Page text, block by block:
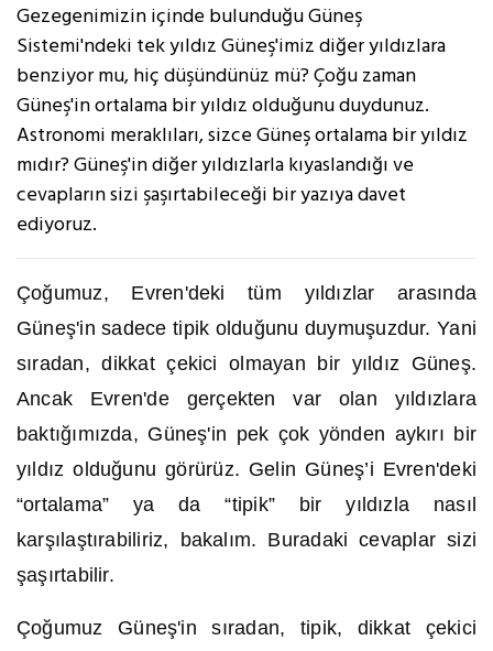
Gezegenimizin içinde bulunduğu Güneş
Sistemi'ndeki tek yıldız Güneş'imiz diğer yıldızlara
benziyor mu, hiç düşündünüz mü? Çoğu zaman
Güneş'in ortalama bir yıldız olduğunu duydunuz.
Astronomi meraklıları, sizce Güneş ortalama bir yıldız
mıdır? Güneş'in diğer yıldızlarla kıyaslandığı ve
cevapların sizi şaşırtabileceği bir yazıya davet
ediyoruz.
Çoğumuz, Evren'deki tüm yıldızlar arasında
Güneş'in sadece tipik olduğunu duymuşuzdur. Yani
sıradan, dikkat çekici olmayan bir yıldız Güneş.
Ancak Evren'de gerçekten var olan yıldızlara
baktığımızda, Güneş'in pek çok yönden aykırı bir
yıldız olduğunu görürüz. Gelin Güneş’i Evren'deki
“ortalama” ya da “tipik” bir yıldızla nasıl
karşılaştırabiliriz, bakalım. Buradaki cevaplar sizi
şaşırtabilir.
Çoğumuz Güneş'in sıradan, tipik, dikkat çekici